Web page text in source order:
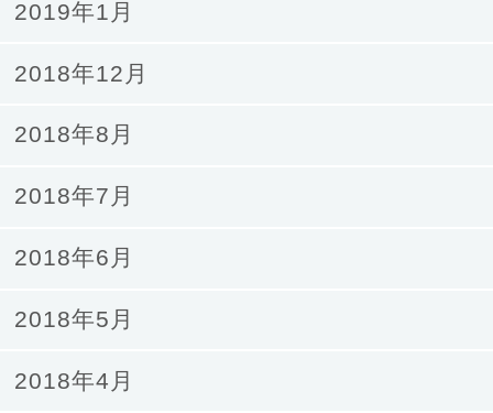
2019年1月
2018年12月
2018年8月
2018年7月
2018年6月
2018年5月
2018年4月